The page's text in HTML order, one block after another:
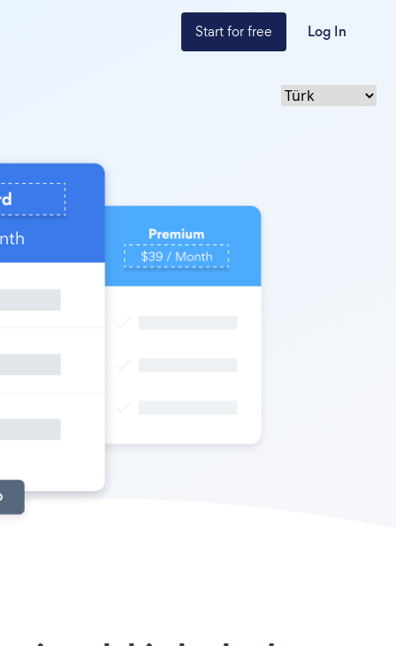
Start for free Log In